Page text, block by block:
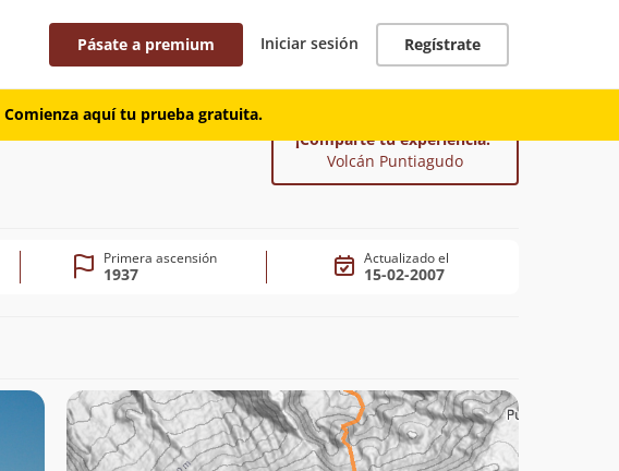
Pásate a premium Iniciar sesión Regístrate
Comienza aquí tu prueba gratuita.
¡Comparte tu experiencia!
Volcán Puntiagudo
Primera ascensión
1937
Actualizado el
15-02-2007